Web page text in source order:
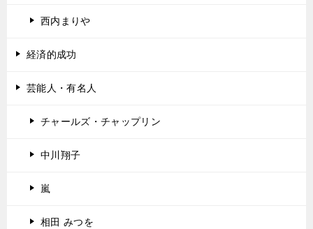
西内まりや
経済的成功
芸能人・有名人
チャールズ・チャップリン
中川翔子
嵐
相田 みつを